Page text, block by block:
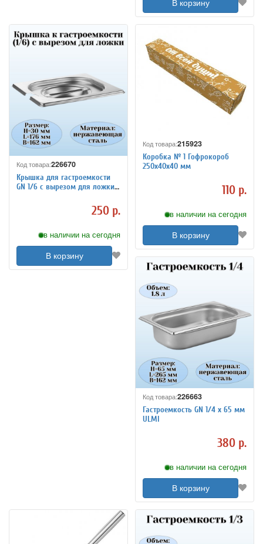
В корзину
Код товара:226670
Крышка для гастроемкости
GN 1/6 с вырезом для ложки
250 р.
в наличии на сегодня
В корзину
Код товара:215923
Коробка № 1 Гофрокороб
250х40х40 мм
110 р.
в наличии на сегодня
В корзину
Код товара:226663
Гастроемкость GN 1/4 х 65 мм
ULMI
380 р.
в наличии на сегодня
В корзину